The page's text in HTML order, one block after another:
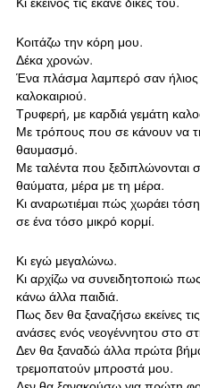
Κοιτάζω την κόρη μου.
Δέκα χρονών.
Ένα πλάσμα λαμπερό σαν
καλοκαιριού.
Τρυφερή, με καρδιά γεμάτη
Με τρόπους που σε κάνουν να
θαυμασμό.
Με ταλέντα που ξεδιπλώνονται
θαύματα, μέρα με τη μέρα.
Κι αναρωτιέμαι πώς χωράει
σε ένα τόσο μικρό κορμί.
Κι εγώ μεγαλώνω.
Κι αρχίζω να συνειδητοποιώ
κάνω άλλα παιδιά.
Πως δεν θα ξαναζήσω εκείνες
ανάσες ενός νεογέννητου στο
Δεν θα ξαναδώ άλλα πρώτα
τρεμοπατούν μπροστά μου.